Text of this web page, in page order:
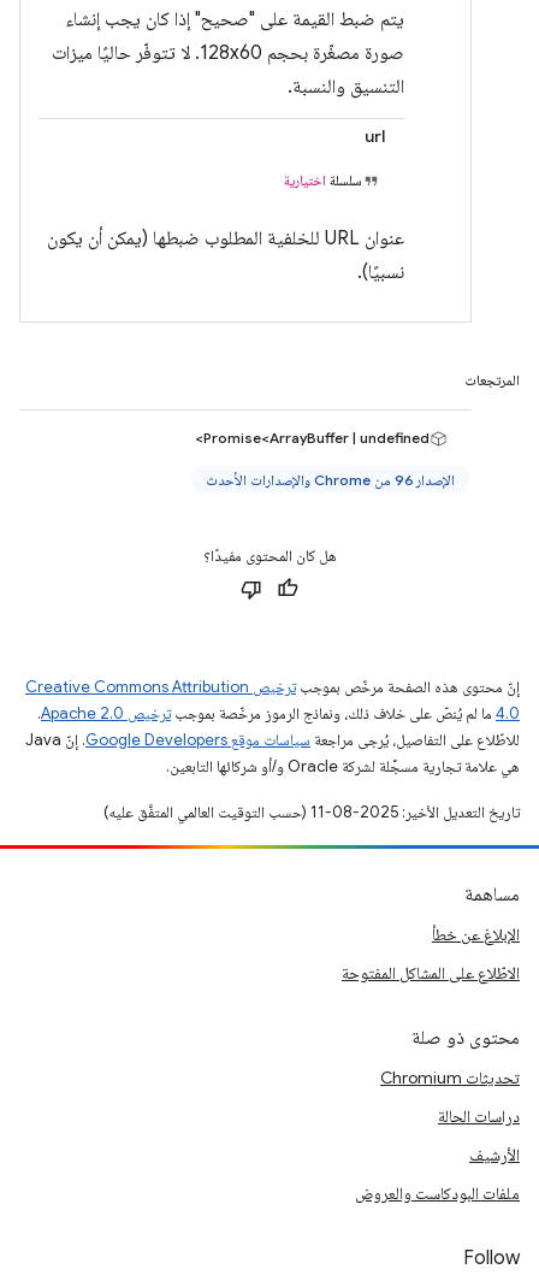
يتم ضبط القيمة على "صحيح" إذا كان يجب إنشاء
صورة مصغّرة بحجم 128x60. لا تتوفّر حاليًا ميزات
التنسيق والنسبة.
url
سلسلة اختيارية
عنوان URL للخلفية المطلوب ضبطها (يمكن أن يكون
نسبيًا).
المرتجعات
Promise<ArrayBuffer | undefined>
الإصدار 96 من Chrome والإصدارات الأحدث
هل كان المحتوى مفيدًا؟
إنّ محتوى هذه الصفحة مرخّص بموجب
ترخيص Creative Commons Attribution
4.0‏ ما لم يُنصّ على خلاف ذلك، ونماذج الرموز مرخّصة بموجبترخيص Apache 2.0‏
.
للاطّلاع على التفاصيل، يُرجى مراجعة سياسات موقع Google Developers‏
. إنّ Java
هي علامة تجارية مسجَّلة لشركة Oracle و/أو شركائها التابعين.
تاريخ التعديل الأخير: 2025-08-11 (حسب التوقيت العالمي المتفَّق عليه)
مساهمة
الإبلاغ عن خطأ
الاطّلاع على المشاكل المفتوحة
محتوى ذو صلة
تحديثات Chromium
دراسات الحالة
الأرشيف
ملفات البودكاست والعروض
Follow